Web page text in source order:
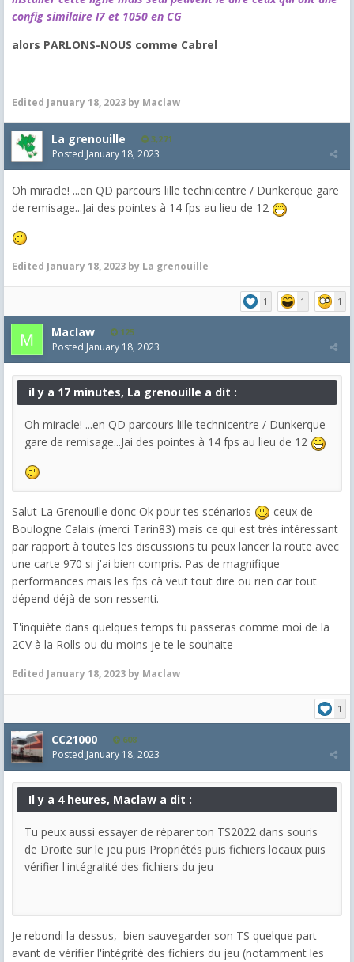
config similaire I7 et 1050 en CG
alors PARLONS-NOUS comme Cabrel
Edited January 18, 2023 by Maclaw
La grenouille 3,271
Posted January 18, 2023
Oh miracle! ...en QD parcours lille technicentre / Dunkerque gare
de remisage...Jai des pointes à 14 fps au lieu de 12
Edited January 18, 2023 by La grenouille
1 1 1
Maclaw 125
Posted January 18, 2023
il y a 17 minutes, La grenouille a dit :
Oh miracle! ...en QD parcours lille technicentre / Dunkerque
gare de remisage...Jai des pointes à 14 fps au lieu de 12
Salut La Grenouille donc Ok pour tes scénarios
ceux de
Boulogne Calais (merci Tarin83) mais ce qui est très intéressant
par rapport à toutes les discussions tu peux lancer la route avec
une carte 970 si j'ai bien compris. Pas de magnifique
performances mais les fps cà veut tout dire ou rien car tout
dépend déjà de son ressenti.
T'inquiète dans quelques temps tu passeras comme moi de la
2CV à la Rolls ou du moins je te le souhaite
Edited January 18, 2023 by Maclaw
1
CC21000 608
Posted January 18, 2023
Il y a 4 heures, Maclaw a dit :
Tu peux aussi essayer de réparer ton TS2022 dans souris
de Droite sur le jeu puis Propriétés puis fichiers locaux puis
vérifier l'intégralité des fichiers du jeu
Je rebondi la dessus, bien sauvegarder son TS quelque part
avant de vérifier l'intégrité des fichiers du jeu (notamment les